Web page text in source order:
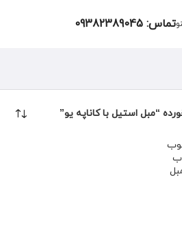
تماس: 09382389045
“مبل استیل با کاناپه یو”